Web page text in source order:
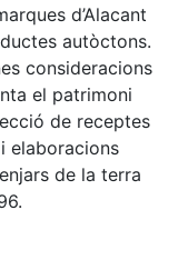
d’Alacant
autòctons.
consideracions
el patrimoni
de receptes
elaboracions
de la terra